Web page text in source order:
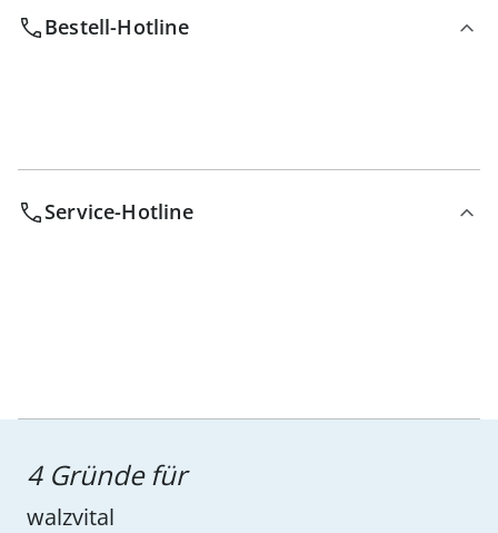
Bestell-Hotline
Service-Hotline
4 Gründe für
walzvital